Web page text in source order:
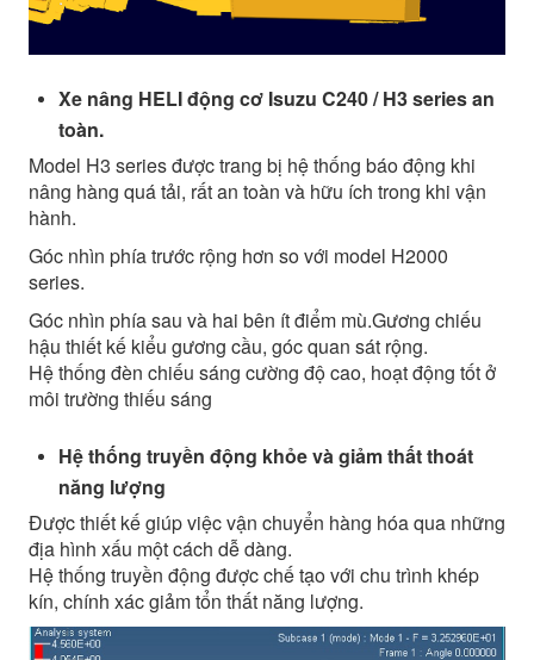
Xe nâng HELI động cơ Isuzu C240 / H3 series an
toàn.
Model H3 series được trang bị hệ thống báo động khi
nâng hàng quá tải, rất an toàn và hữu ích trong khi vận
hành.
Góc nhìn phía trước rộng hơn so với model H2000
series.
Góc nhìn phía sau và hai bên ít điểm mù.Gương chiếu
hậu thiết kế kiểu gương cầu, góc quan sát rộng.
Hệ thống đèn chiếu sáng cường độ cao, hoạt động tốt ở
môi trường thiếu sáng
Hệ thống truyền động khỏe và giảm thất thoát
năng lượng
Được thiết kế giúp việc vận chuyển hàng hóa qua những
địa hình xấu một cách dễ dàng.
Hệ thống truyền động được chế tạo với chu trình khép
kín, chính xác giảm tổn thất năng lượng.